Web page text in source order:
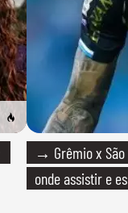
→ Grêmio x São
onde assistir e